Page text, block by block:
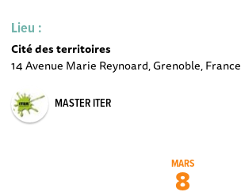
Lieu :
Cité des territoires
14 Avenue Marie Reynoard, Grenoble, France
MASTER ITER
MARS
8